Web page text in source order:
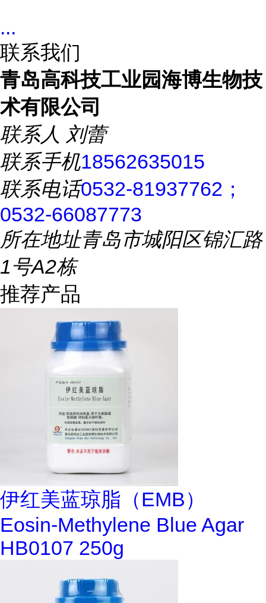
...
联系我们
青岛高科技工业园海博生物技
术有限公司
联系人 刘蕾
联系手机18562635015
联系电话0532-81937762；
0532-66087773
所在地址青岛市城阳区锦汇路
1号A2栋
推荐产品
伊红美蓝琼脂（EMB）
Eosin-Methylene Blue Agar
HB0107 250g